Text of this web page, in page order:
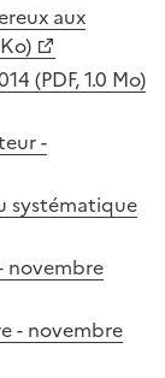
aux
(PDF, 1.0 Mo)
-
systématique
novembre
- novembre